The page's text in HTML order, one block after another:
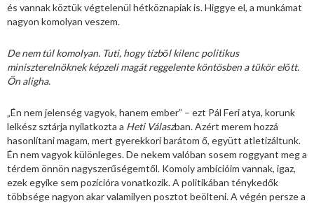
és vannak köztük végtelenül hétköznapiak is. Higgye el, a munkámat
nagyon komolyan veszem.
De nem túl komolyan. Tuti, hogy tízből kilenc politikus
miniszterelnöknek képzeli magát reggelente köntösben a tükör előtt.
Ön aligha.
„Én nem jelenség vagyok, hanem ember” – ezt Pál Feri atya, korunk
lelkész sztárja nyilatkozta a Heti Válaszban. Azért merem hozzá
hasonlítani magam, mert gyerekkori barátom ő, együtt atletizáltunk.
Én nem vagyok különleges. De nekem valóban sosem roggyant meg a
térdem önnön nagyszerűségemtől. Komoly ambícióim vannak, igaz,
ezek egyike sem pozícióra vonatkozik. A politikában ténykedők
többsége nagyon akar valamilyen posztot beölteni. A végén persze a